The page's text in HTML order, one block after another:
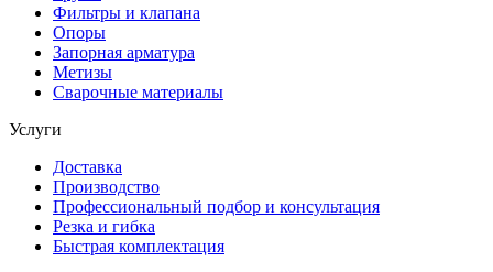
Фильтры и клапана
Опоры
Запорная арматура
Метизы
Сварочные материалы
Услуги
Доставка
Производство
Профессиональный подбор и консультация
Резка и гибка
Быстрая комплектация